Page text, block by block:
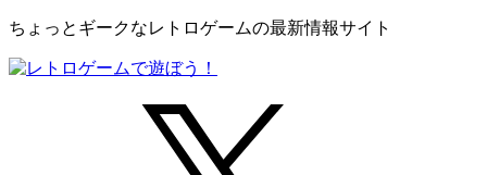
ちょっとギークなレトロゲームの最新情報サイト